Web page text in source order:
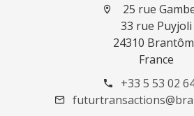
25 rue
33 rue Puyjoli
24310
France
+33 5 53 02